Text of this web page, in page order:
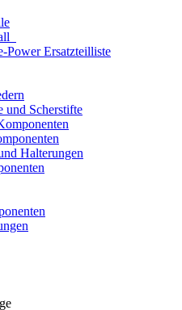
Power Ersatzteilliste
und Scherstifte
Halterungen